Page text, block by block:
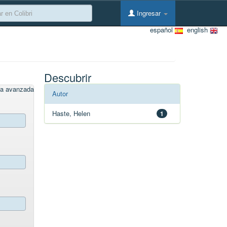
Ingresar
english
español
avanzada
Descubrir
Autor
1
Haste, Helen